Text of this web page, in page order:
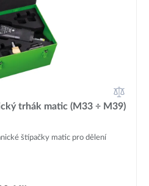
trhák matic (M33 ÷ M39)
štípačky matic pro dělení